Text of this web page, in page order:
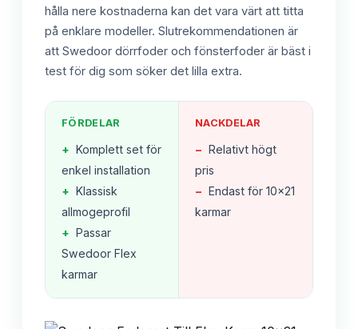
hålla nere kostnaderna kan det vara värt att titta
på enklare modeller. Slutrekommendationen är
att Swedoor dörrfoder och fönsterfoder är bäst i
test för dig som söker det lilla extra.
FÖRDELAR
+ Komplett set för
enkel installation
+ Klassisk
allmogeprofil
+ Passar
Swedoor Flex
karmar
NACKDELAR
− Relativt högt
pris
− Endast för 10x21
karmar